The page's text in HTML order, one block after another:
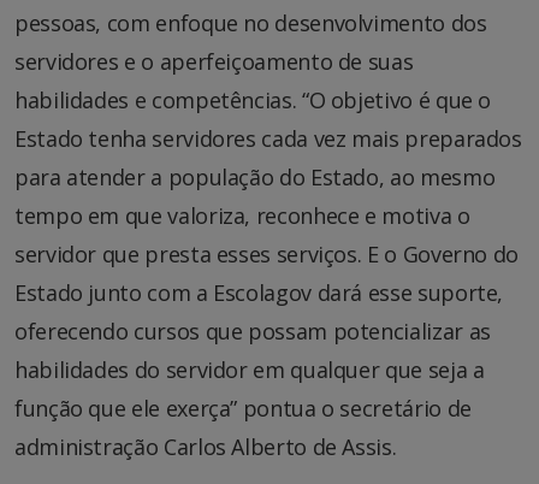
pessoas, com enfoque no desenvolvimento dos
servidores e o aperfeiçoamento de suas
habilidades e competências. “O objetivo é que o
Estado tenha servidores cada vez mais preparados
para atender a população do Estado, ao mesmo
tempo em que valoriza, reconhece e motiva o
servidor que presta esses serviços. E o Governo do
Estado junto com a Escolagov dará esse suporte,
oferecendo cursos que possam potencializar as
habilidades do servidor em qualquer que seja a
função que ele exerça” pontua o secretário de
administração Carlos Alberto de Assis.